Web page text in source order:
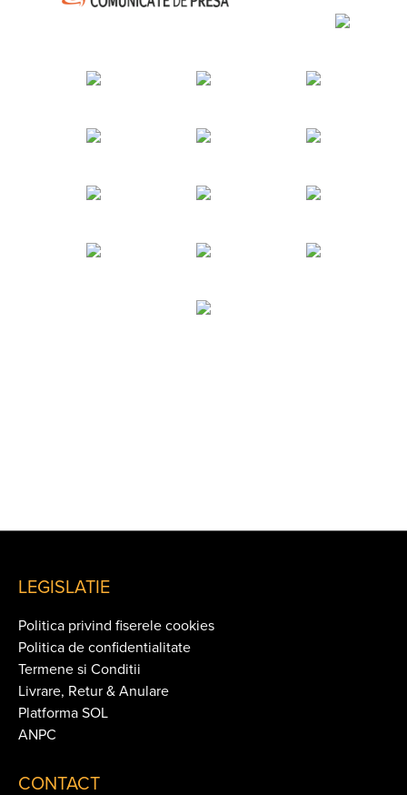
LEGISLATIE
Politica privind fiserele cookies
Politica de confidentialitate
Termene si Conditii
Livrare, Retur & Anulare
Platforma SOL
ANPC
CONTACT